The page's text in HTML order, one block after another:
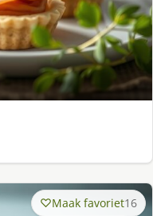
Maak favoriet16